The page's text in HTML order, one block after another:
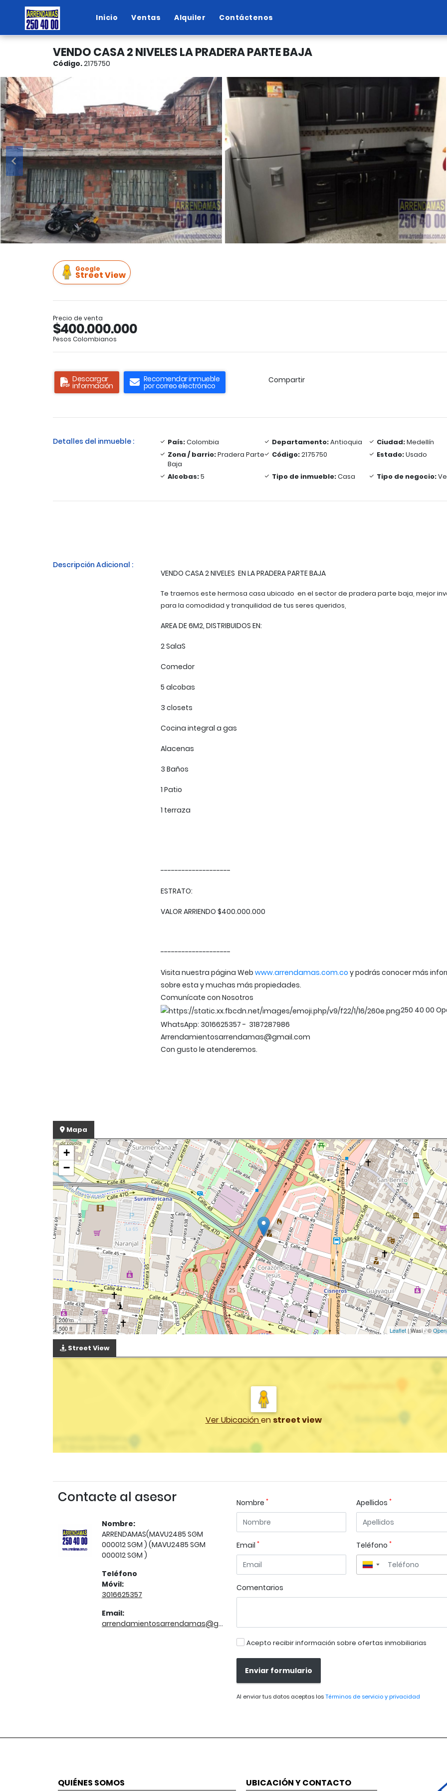
Inicio Ventas Alquiler Contáctenos
VENDO CASA 2 NIVELES LA PRADERA PARTE BAJA
Código.2175750
Google
Street View
Precio de venta
$400.000.000
Pesos Colombianos
Descargar
información
Recomendar inmueble
por correo electrónico
Compartir
Detalles del inmueble : País:Colombia Departamento:Antioquia Ciudad:Medellín
Zona / barrio:Pradera Parte
Baja
Código:2175750 Estado:Usado
Alcobas:5 Tipo de inmueble:Casa Tipo de negocio:
Descripción Adicional :
VENDO CASA 2 NIVELES EN LA PRADERA PARTE BAJA
Te traemos este hermosa casa ubicado en el sector de pradera parte baja, mejor
para la comodidad y tranquilidad de tus seres queridos,
AREA DE 6M2, DISTRIBUIDOS EN:
2 SalaS
Comedor
5 alcobas
3 closets
Cocina integral a gas
Alacenas
3 Baños
1 Patio
1 terraza
--------------------
ESTRATO:
VALOR ARRIENDO $400.000.000
--------------------
Visita nuestra página Web www.arrendamas.com.co y podrás conocer más
sobre esta y muchas más propiedades.
Comunícate con Nosotros
250 40 00
WhatsApp: 3016625357 - 3187287986
Arrendamientosarrendamas@gmail.com
Con gusto le atenderemos.
Mapa
+
−
200 m
500 ft
Leaflet | Wasi - ©
Street View
Ver Ubicaciónen street view
Contacte al asesor
Nombre:
ARRENDAMAS(MAVU2485 SGM
000012 SGM ) (MAVU2485 SGM
000012 SGM )
Teléfono
Móvil:
3016625357
Email:
arrendamientosarrendamas@gmail.com
Nombre * Apellidos *
Email * Teléfono *
▼
Comentarios
Acepto recibir información sobre ofertas inmobiliarias
Enviar formulario
Al enviar tus datos aceptas losTérminos de servicio y privacidad
QUIÉNES SOMOS UBICACIÓN Y CONTACTO